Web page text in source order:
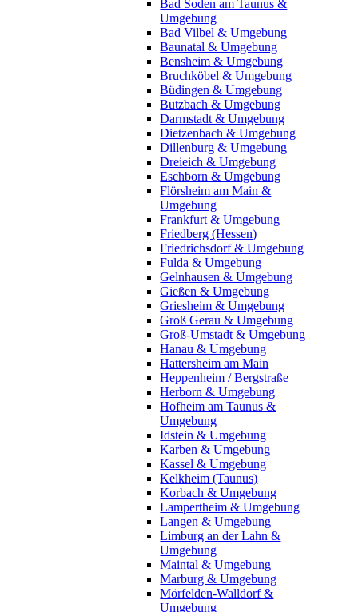
Bad Soden am Taunus &
Umgebung
Bad Vilbel & Umgebung
Baunatal & Umgebung
Bensheim & Umgebung
Bruchköbel & Umgebung
Büdingen & Umgebung
Butzbach & Umgebung
Darmstadt & Umgebung
Dietzenbach & Umgebung
Dillenburg & Umgebung
Dreieich & Umgebung
Eschborn & Umgebung
Flörsheim am Main &
Umgebung
Frankfurt & Umgebung
Friedberg (Hessen)
Friedrichsdorf & Umgebung
Fulda & Umgebung
Gelnhausen & Umgebung
Gießen & Umgebung
Griesheim & Umgebung
Groß Gerau & Umgebung
Groß-Umstadt & Umgebung
Hanau & Umgebung
Hattersheim am Main
Heppenheim / Bergstraße
Herborn & Umgebung
Hofheim am Taunus &
Umgebung
Idstein & Umgebung
Karben & Umgebung
Kassel & Umgebung
Kelkheim (Taunus)
Korbach & Umgebung
Lampertheim & Umgebung
Langen & Umgebung
Limburg an der Lahn &
Umgebung
Maintal & Umgebung
Marburg & Umgebung
Mörfelden-Walldorf &
Umgebung